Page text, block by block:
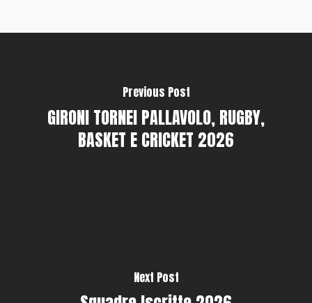
Previous Post
GIRONI TORNEI PALLAVOLO, RUGBY,
BASKET E CRICKET 2026
Next Post